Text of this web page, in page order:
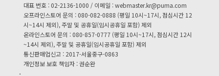
대표 번호 : 02-2136-1000 / 이메일 :webmaster.kr@puma.com
오프라인스토어 문의 : 080-082-0888 (평일 10시~17시, 점심시간 12
시~14시 제외), 주말 및 공휴일(임시공휴일 포함) 제외
온라인스토어 문의 : 080-857-0777 (평일 10시~17시, 점심시간 12시
~14시 제외), 주말 및 공휴일(임시공휴일 포함) 제외
통신판매업신고 : 2017-서울중구-0863
개인정보 보호 책임자 : 권순완